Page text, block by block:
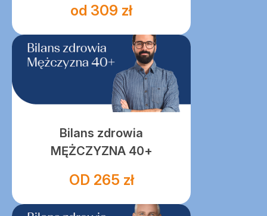
od 309 zł
Bilans zdrowia
MĘŻCZYZNA 40+
OD 265 zł